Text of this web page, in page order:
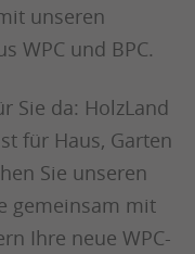
unseren
WPC und BPC.
Sie da: HolzLand
für Haus, Garten
Sie unseren
gemeinsam mit
Ihre neue WPC-